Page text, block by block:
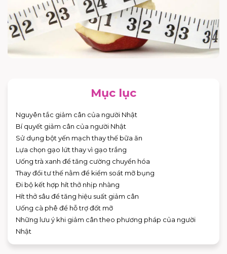
Mục lục
Nguyên tắc giảm cân của người Nhật
Bí quyết giảm cân của người Nhật
Sử dụng bột yến mạch thay thế bữa ăn
Lựa chọn gạo lứt thay vì gạo trắng
Uống trà xanh để tăng cường chuyển hóa
Thay đổi tư thế nằm để kiểm soát mỡ bụng
Đi bộ kết hợp hít thở nhịp nhàng
Hít thở sâu để tăng hiệu suất giảm cân
Uống cà phê để hỗ trợ đốt mỡ
Những lưu ý khi giảm cân theo phương pháp của người
Nhật